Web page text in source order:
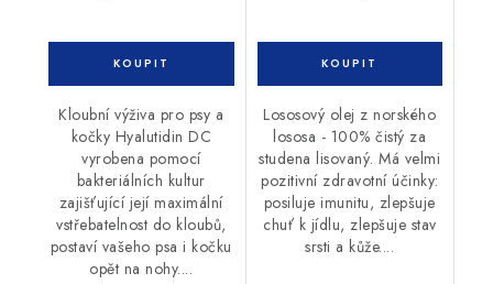
Kloubní výživa pro psy a
kočky Hyalutidin DC
vyrobena pomocí
bakteriálních kultur
zajišťující její maximální
vstřebatelnost do kloubů,
postaví vašeho psa i kočku
opět na nohy....
Lososový olej z norského
lososa - 100% čistý za
studena lisovaný. Má velmi
pozitivní zdravotní účinky:
posiluje imunitu, zlepšuje
chuť k jídlu, zlepšuje stav
srsti a kůže....